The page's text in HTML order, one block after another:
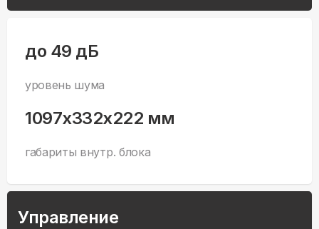
до 49 дБ
уровень шума
1097x332x222 мм
габариты внутр. блока
Управление